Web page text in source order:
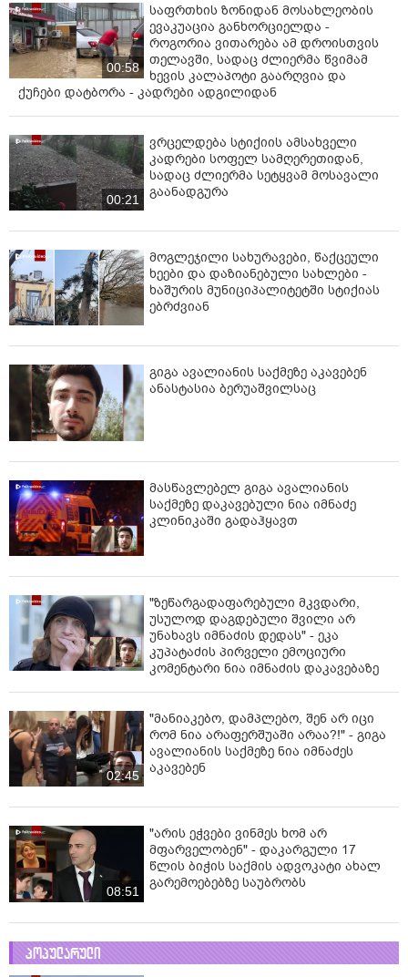
00:58
საფრთხის ზონიდან მოსახლეობის
ევაკუაცია განხორციელდა -
როგორია ვითარება ამ დროისთვის
თელავში, სადაც ძლიერმა წვიმამ
ხევის კალაპოტი გაარღვია და
ქუჩები დატბორა - კადრები ადგილიდან
00:21
ვრცელდება სტიქიის ამსახველი
კადრები სოფელ სამღერეთიდან,
სადაც ძლიერმა სეტყვამ მოსავალი
გაანადგურა
მოგლეჯილი სახურავები, წაქცეული
ხეები და დაზიანებული სახლები -
ხაშურის მუნიციპალიტეტში სტიქიას
ებრძვიან
გიგა ავალიანის საქმეზე აკავებენ
ანასტასია ბერუაშვილსაც
მასწავლებელ გიგა ავალიანის
საქმეზე დაკავებული ნია იმნაძე
კლინიკაში გადაჰყავთ
"ზეწარგადაფარებული მკვდარი,
უსულოდ დაგდებული შვილი არ
უნახავს იმნაძის დედას" - ეკა
კუპატაძის პირველი ემოციური
კომენტარი ნია იმნაძის დაკავებაზე
02:45
"მანიაკებო, დამპლებო, შენ არ იცი
რომ ნია არაფერშუაში არაა?!" - გიგა
ავალიანის საქმეზე ნია იმნაძეს
აკავებენ
08:51
"არის ეჭვები ვინმეს ხომ არ
მფარველობენ" - დაკარგული 17
წლის ბიჭის საქმის ადვოკატი ახალ
გარემოებებზე საუბრობს
პოპულარული